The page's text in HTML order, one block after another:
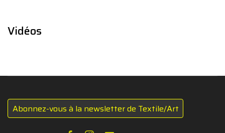
Vidéos
Abonnez-vous à la newsletter de Textile/Art